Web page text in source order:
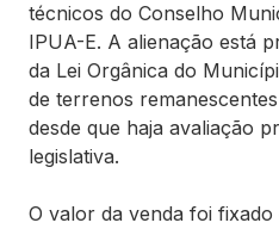
técnicos do Conselho
IPUA-E. A alienação está
da Lei Orgânica do
de terrenos
desde que haja avaliação
legislativa.
O valor da venda foi